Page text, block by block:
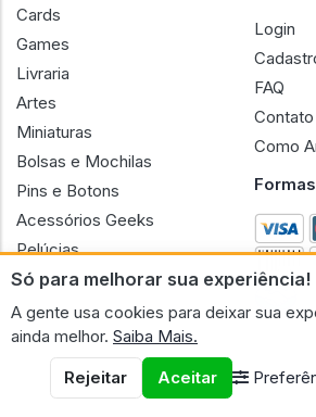
Só para melhorar sua experiência!
A gente usa cookies para deixar sua
ainda melhor. Saiba Mais.
Rejeitar
Aceitar
Cards
Games
Livraria
Artes
Miniaturas
Bolsas e Mochilas
Pins e Botons
Acessórios Geeks
Pelúcias
Bonecas
Login
FAQ
Contato
Como
CNPJ n.º 30.220.458/0001-17 - GERAL GEEK